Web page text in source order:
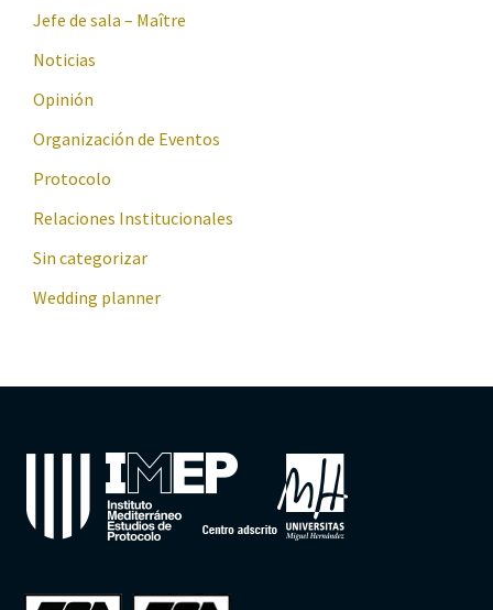
Jefe de sala – Maître
Noticias
Opinión
Organización de Eventos
Protocolo
Relaciones Institucionales
Sin categorizar
Wedding planner